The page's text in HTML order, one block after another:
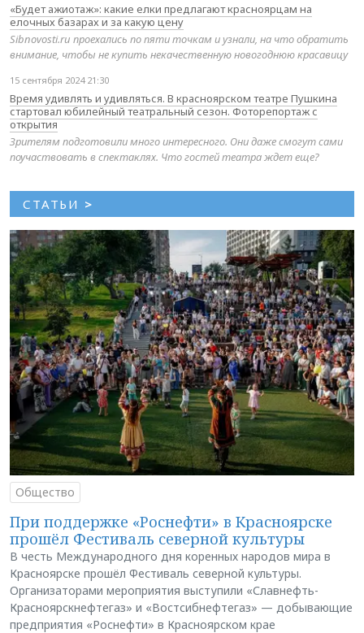
«Будет ажиотаж»: какие елки предлагают красноярцам на
елочных базарах и за какую цену
Sibnovosti.ru проехались по пяти точкам и узнали, на что обратить
внимание, чтобы не купить некачественную новогоднюю красавицу
15 сентября 2024 21:30
Время удивлять и удивляться. В красноярском театре Пушкина
стартовал юбилейный театральный сезон. Фоторепортаж с
открытия
Зрителям подготовили много интересного. Они даже смогут сами
поучаствовать в спектаклях. Что гостей театра ждет еще?
СТАТЬИ >
Общество
При поддержке «Роснефти» в Красноярске
прошёл Фестиваль северной культуры
В честь Международного дня коренных народов мира в
Красноярске прошёл Фестиваль северной культуры.
Организаторами мероприятия выступили «Славнефть-
Красноярскнефтегаз» и «Востсибнефтегаз» — добывающие
предприятия «Роснефти» в Красноярском крае